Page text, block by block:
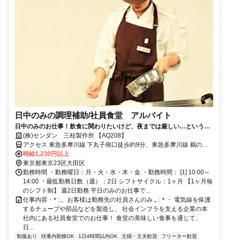
日中のみの調理補助/社員食堂 アルバイト
日中のみのお仕事！飲食に関わりたいけど、夜までは厳しい…という方
にピッタリ！
(株)センダン 三桂製作所 【AQ208】
アクセス 東急多摩川線 下丸子南口徒歩約9分、東急多摩川線 鵜の木
西口徒歩約10分、東急池上線 千鳥町出入口1徒歩約16分 ガス橋交番
から自転車で5分(1.4km)/JR蒲田駅から17分(3.9km)
時給1,230円以上
東京都東京23区大田区
勤務時間 ・勤務曜日：月・火・水・木・金 ・勤務時間： [1] 10:00～
14:00 ・最低勤務日数（週）：2日 シフトサイクル：1ヶ月 【1ヶ月毎
のシフト制】 週2日勤務 平日のみのお仕事で...
仕事内容 ･＊:.。お客様は勤務先の社員さんのみ ｡.:＊・ 電気線を保護
するチューブや部品などを製造し、 社会インフラを支える企業の本
社内にある社員食堂でのお仕事！ 食堂の美味しい食事を通じて、
日...
制服あり 扶養内勤務OK 1日4時間以内OK 主婦・主夫歓迎
フリーター歓迎